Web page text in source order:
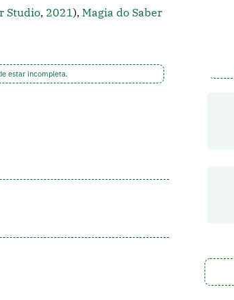
Studio, 2021),Magia do Saber
estar incompleta.